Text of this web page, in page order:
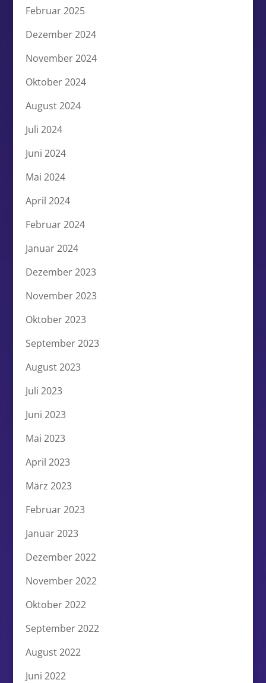
Februar 2025
Dezember 2024
November 2024
Oktober 2024
August 2024
Juli 2024
Juni 2024
Mai 2024
April 2024
Februar 2024
Januar 2024
Dezember 2023
November 2023
Oktober 2023
September 2023
August 2023
Juli 2023
Juni 2023
Mai 2023
April 2023
März 2023
Februar 2023
Januar 2023
Dezember 2022
November 2022
Oktober 2022
September 2022
August 2022
Juni 2022